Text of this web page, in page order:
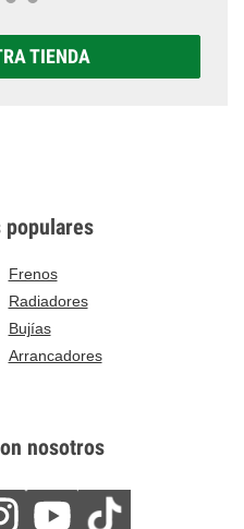
TIENDA
populares
Frenos
Radiadores
Bujías
Arrancadores
nosotros